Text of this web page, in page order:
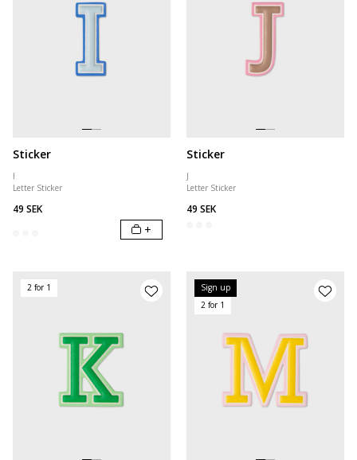
Sticker
I
Letter Sticker
49 SEK
+
Sticker
J
Letter Sticker
49 SEK
2 for 1
Sign up
2 for 1